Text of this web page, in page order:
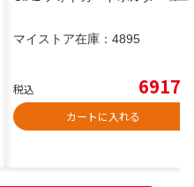
マイストア在庫： 4895
税込 6917
カートに入れる